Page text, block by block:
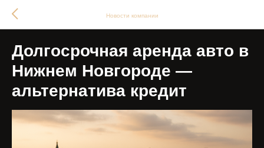
Новости компании
Долгосрочная аренда авто в
Нижнем Новгороде —
альтернатива кредит